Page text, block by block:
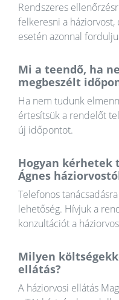
Rendszeres
felkeresni a háziorvost,
esetén azonnal
Mi a teendő, ha
megbeszélt
Ha nem tudunk
értesítsük a rendelőt
új időpontot.
Hogyan kérhetek
Ágnes
Telefonos
lehetőség. Hívjuk a
konzultációt a
Milyen
ellátás?
A háziorvosi ellátás